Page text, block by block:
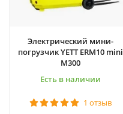
Электрический мини-
погрузчик YETT ERM10 mini
M300
Есть в наличии
1 отзыв